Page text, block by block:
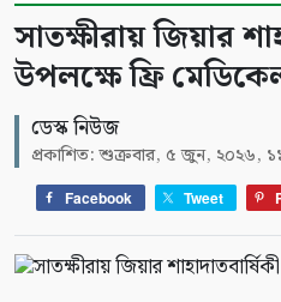
সাতক্ষীরায় জিয়ার
উপলক্ষে ফ্রি
ডেস্ক নিউজ
প্রকাশিত: শুক্রবার, ৫ জুন, ২০২৬,
Facebook Tweet